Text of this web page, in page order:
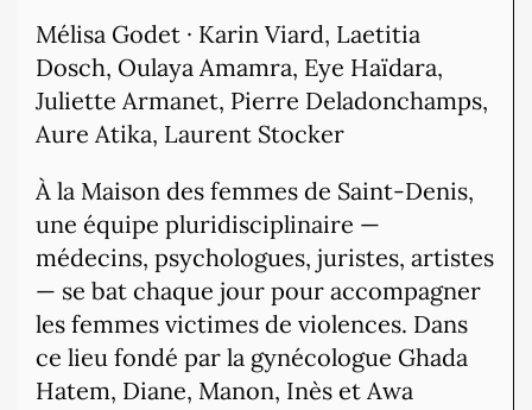
Mélisa Godet · Karin Viard, Laetitia
Dosch, Oulaya Amamra, Eye Haïdara,
Juliette Armanet, Pierre Deladonchamps,
Aure Atika, Laurent Stocker
À la Maison des femmes de Saint-Denis,
une équipe pluridisciplinaire —
médecins, psychologues, juristes, artistes
— se bat chaque jour pour accompagner
les femmes victimes de violences. Dans
ce lieu fondé par la gynécologue Ghada
Hatem, Diane, Manon, Inès et Awa